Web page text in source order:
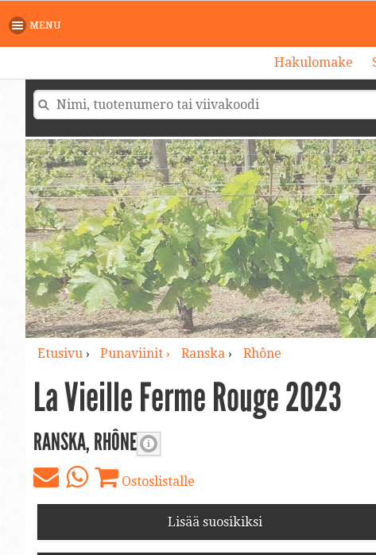
MENU
Hakulomake
Etusivu› Punaviinit › Ranska› Rhône
La Vieille Ferme Rouge 2023
RANSKA, RHÔNE
Ostoslistalle
Lisää suosikiksi